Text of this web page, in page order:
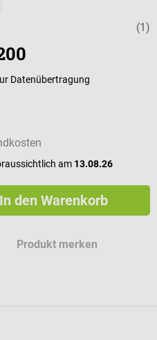
(1)
Datenübertragung
am 13.08.26
In den Warenkorb
Produkt merken